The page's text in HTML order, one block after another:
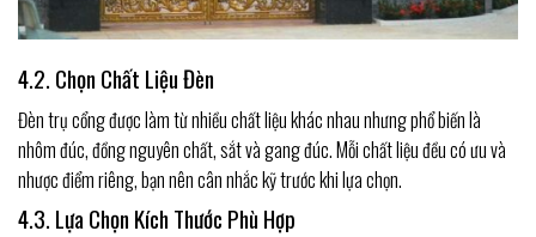
4.2. Chọn Chất Liệu Đèn
Đèn trụ cổng được làm từ nhiều chất liệu khác nhau nhưng phổ biến là
nhôm đúc, đồng nguyên chất, sắt và gang đúc. Mỗi chất liệu đều có ưu và
nhược điểm riêng, bạn nên cân nhắc kỹ trước khi lựa chọn.
4.3. Lựa Chọn Kích Thước Phù Hợp